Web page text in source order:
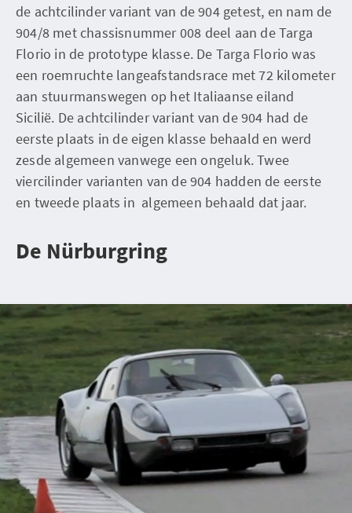
de achtcilinder variant van de 904 getest, en nam de
904/8 met chassisnummer 008 deel aan de Targa
Florio in de prototype klasse. De Targa Florio was
een roemruchte langeafstandsrace met 72 kilometer
aan stuurmanswegen op het Italiaanse eiland
Sicilië. De achtcilinder variant van de 904 had de
eerste plaats in de eigen klasse behaald en werd
zesde algemeen vanwege een ongeluk. Twee
viercilinder varianten van de 904 hadden de eerste
en tweede plaats in algemeen behaald dat jaar.
De Nürburgring